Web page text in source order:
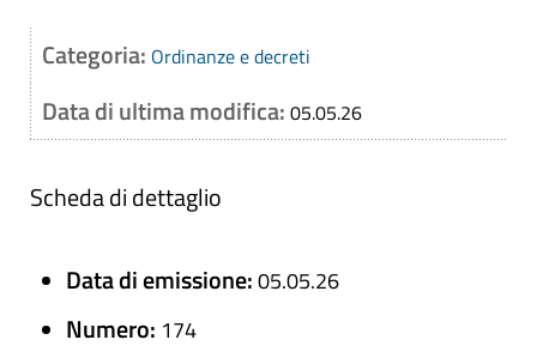
Categoria: Ordinanze e decreti
Data di ultima modifica: 05.05.26
Scheda di dettaglio
Data di emissione:05.05.26
Numero: 174